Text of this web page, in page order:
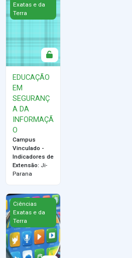
Exatas e da
Terra
EDUCAÇÃO
EM
SEGURANÇ
A DA
INFORMAÇÃ
O
Campus
Vinculado -
Indicadores de
Extensão: Ji-
Parana
Recursos Digitais para a Curadoria
Ciências
Exatas e da
Terra